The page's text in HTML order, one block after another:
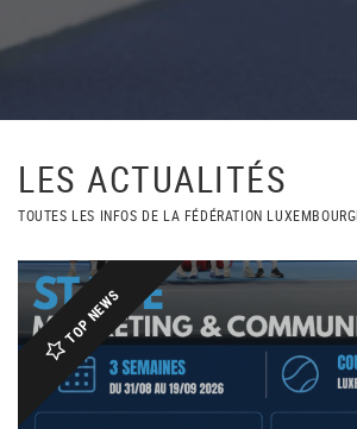
LES ACTUALITÉS
TOUTES LES INFOS DE LA FÉDÉRATION
TOP NEWS